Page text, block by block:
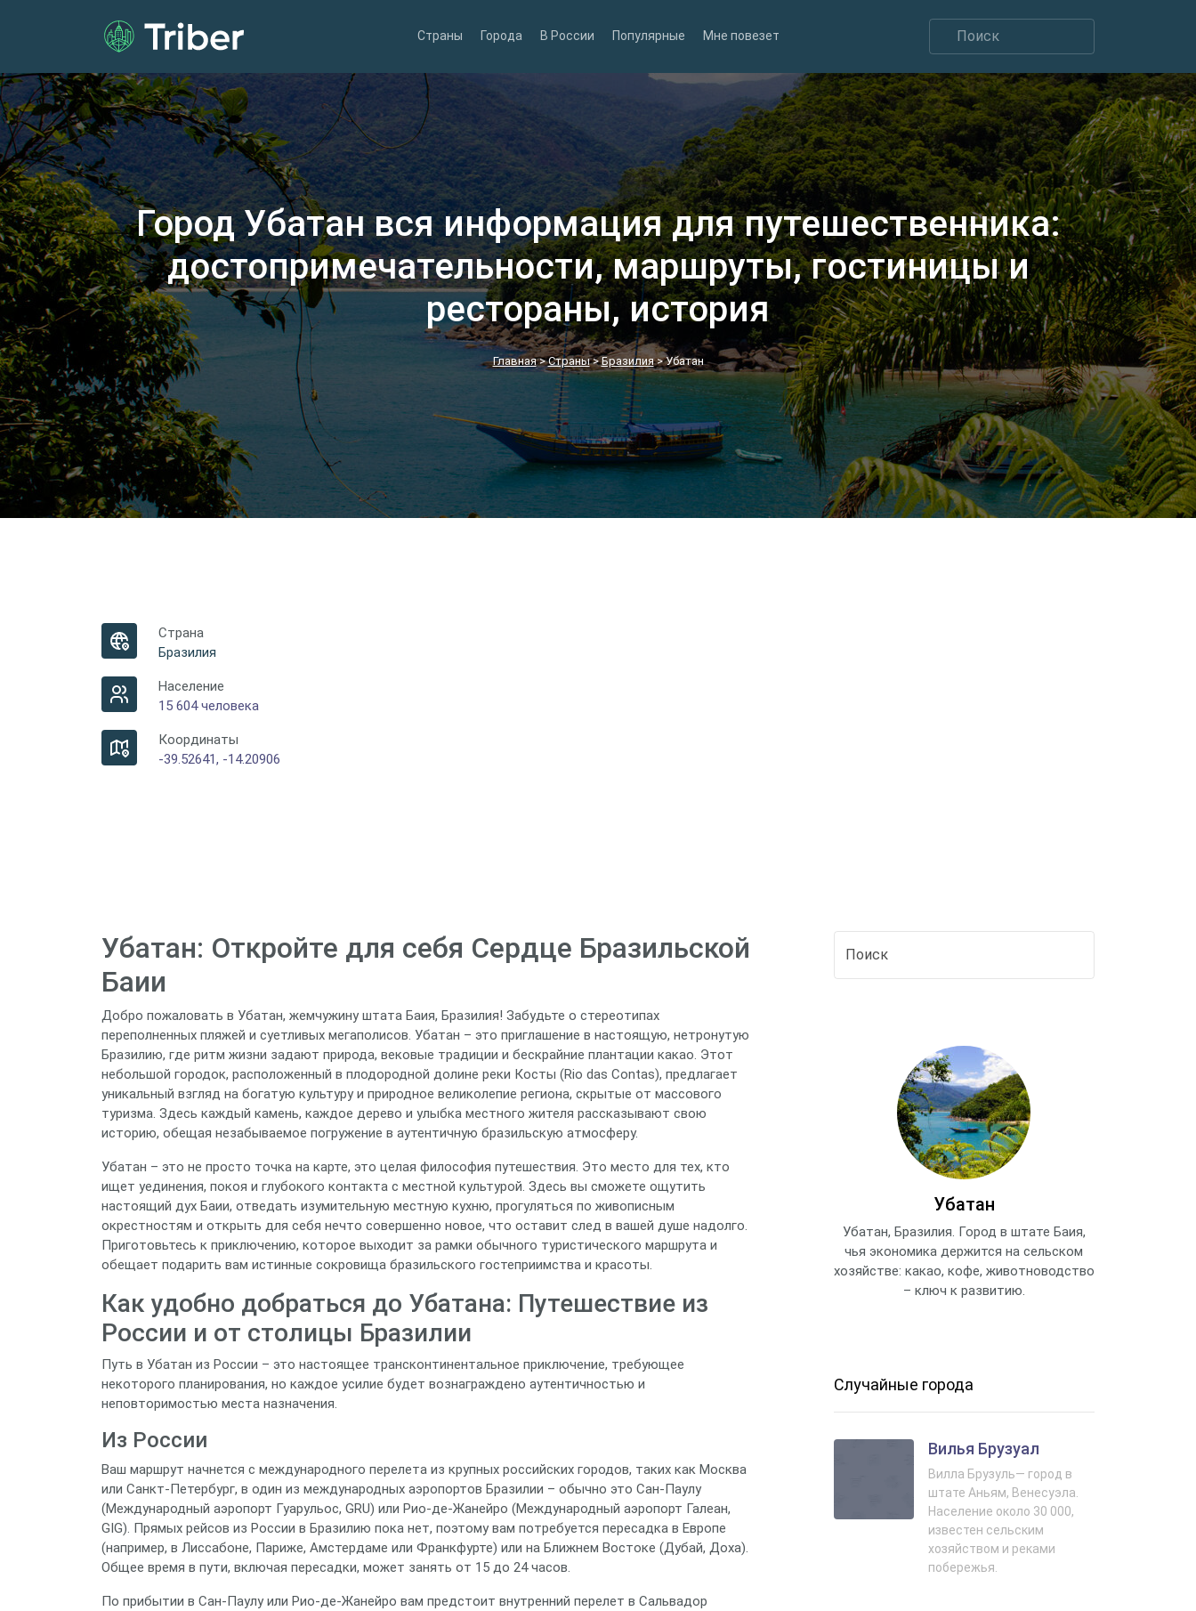
Страны Города В России Популярные Мне повезет
Город Убатан вся информация для путешественника:
достопримечательности, маршруты, гостиницы и
рестораны, история
Главная>Страны>Бразилия>Убатан
Страна
Бразилия
Население
15 604 человека
Координаты
-39.52641, -14.20906
Убатан: Откройте для себя Сердце Бразильской
Баии
Добро пожаловать в Убатан, жемчужину штата Баия, Бразилия! Забудьте о стереотипах
переполненных пляжей и суетливых мегаполисов. Убатан – это приглашение в настоящую, нетронутую
Бразилию, где ритм жизни задают природа, вековые традиции и бескрайние плантации какао. Этот
небольшой городок, расположенный в плодородной долине реки Косты (Rio das Contas), предлагает
уникальный взгляд на богатую культуру и природное великолепие региона, скрытые от массового
туризма. Здесь каждый камень, каждое дерево и улыбка местного жителя рассказывают свою
историю, обещая незабываемое погружение в аутентичную бразильскую атмосферу.
Убатан – это не просто точка на карте, это целая философия путешествия. Это место для тех, кто
ищет уединения, покоя и глубокого контакта с местной культурой. Здесь вы сможете ощутить
настоящий дух Баии, отведать изумительную местную кухню, прогуляться по живописным
окрестностям и открыть для себя нечто совершенно новое, что оставит след в вашей душе надолго.
Приготовьтесь к приключению, которое выходит за рамки обычного туристического маршрута и
обещает подарить вам истинные сокровища бразильского гостеприимства и красоты.
Как удобно добраться до Убатана: Путешествие из
России и от столицы Бразилии
Путь в Убатан из России – это настоящее трансконтинентальное приключение, требующее
некоторого планирования, но каждое усилие будет вознаграждено аутентичностью и
неповторимостью места назначения.
Из России
Ваш маршрут начнется с международного перелета из крупных российских городов, таких как Москва
или Санкт-Петербург, в один из международных аэропортов Бразилии – обычно это Сан-Паулу
(Международный аэропорт Гуарульос, GRU) или Рио-де-Жанейро (Международный аэропорт Галеан,
GIG). Прямых рейсов из России в Бразилию пока нет, поэтому вам потребуется пересадка в Европе
(например, в Лиссабоне, Париже, Амстердаме или Франкфурте) или на Ближнем Востоке (Дубай, Доха).
Общее время в пути, включая пересадки, может занять от 15 до 24 часов.
По прибытии в Сан-Паулу или Рио-де-Жанейро вам предстоит внутренний перелет в Сальвадор
Убатан
Убатан, Бразилия. Город в штате Баия,
чья экономика держится на сельском
хозяйстве: какао, кофе, животноводство
– ключ к развитию.
Случайные города
Вилья Брузуал
Вилла Брузуль— город в
штате Аньям, Венесуэла.
Население около 30 000,
известен сельским
хозяйством и реками
побережья.